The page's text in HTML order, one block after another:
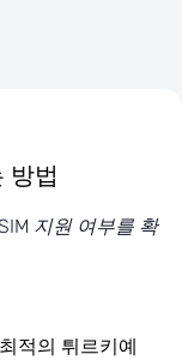
방법
지원 여부를 확
적의 튀르키예